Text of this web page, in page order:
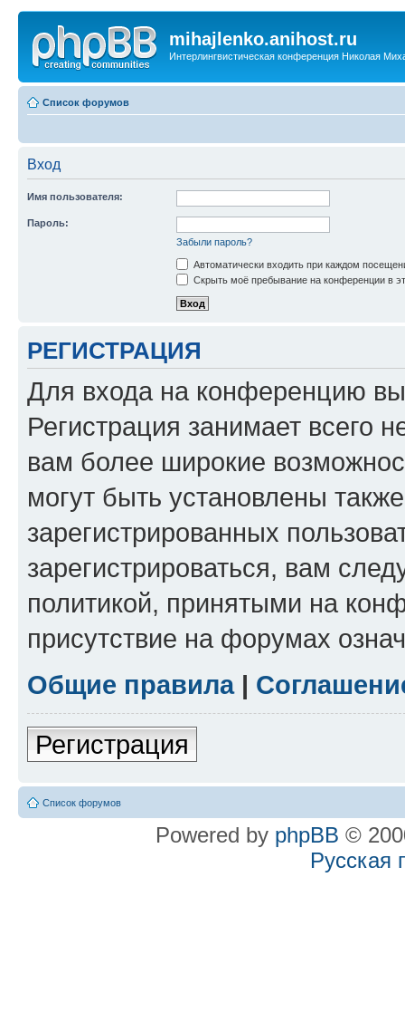
mihajlenko.anihost.ru
Интерлингвистическая конференция Николая
Список форумов
Вход
Имя пользователя:
Пароль:
Забыли пароль?
Автоматически входить при каждом
Скрыть моё пребывание на конференции в
РЕГИСТРАЦИЯ
Для входа на конференцию
Регистрация занимает всего
вам более широкие
могут быть установлены
зарегистрированных
зарегистрироваться, вам
политикой, принятыми на
присутствие на форумах
Общие правила|
Регистрация
Список форумов
Powered by phpBB ©
Русская